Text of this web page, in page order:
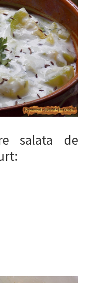
salata de